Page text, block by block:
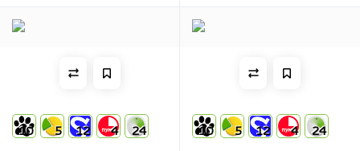
10 5 12 4 24 10 5 12 4 24